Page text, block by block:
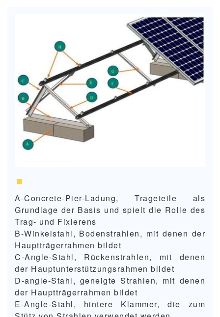
A-Concrete-Pier-Ladung, Trageteile als
Grundlage der Basis und spielt die Rolle des
Trag- und Fixierens
B-Winkelstahl, Bodenstrahlen, mit denen der
Hauptträgerrahmen bildet
C-Angle-Stahl, Rückenstrahlen, mit denen
der Hauptunterstützungsrahmen bildet
D-angle-Stahl, geneigte Strahlen, mit denen
der Hauptträgerrahmen bildet
E-Angle-Stahl, hintere Klammer, die zum